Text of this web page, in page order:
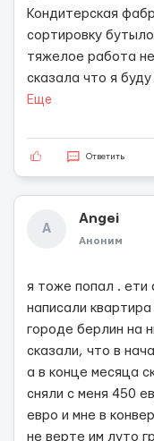
Кондитерская
сортировку
тяжелое работа
сказала что я
Еще
Ответить
A
Angei
Аноним
я тоже попал . ети
написали
городе берлин на
сказали, что в
а в конце месяца
сняли с меня 450
евро и мне в
не верте им луто